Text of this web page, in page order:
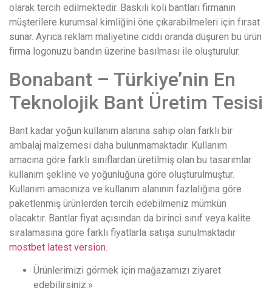
olarak tercih edilmektedir. Baskılı koli bantları firmanın
müşterilere kurumsal kimliğini öne çıkarabilmeleri için fırsat
sunar. Ayrıca reklam maliyetine ciddi oranda düşüren bu ürün
firma logonuzu bandın üzerine basılması ile oluşturulur.
Bonabant – Türkiye’nin En
Teknolojik Bant Üretim Tesisi
Bant kadar yoğun kullanım alanına sahip olan farklı bir
ambalaj malzemesi daha bulunmamaktadır. Kullanım
amacına göre farklı sınıflardan üretilmiş olan bu tasarımlar
kullanım şekline ve yoğunluğuna göre oluşturulmuştur.
Kullanım amacınıza ve kullanım alanının fazlalığına göre
paketlenmiş ürünlerden tercih edebilmeniz mümkün
olacaktır. Bantlar fiyat açısından da birinci sınıf veya kalite
sıralamasına göre farklı fiyatlarla satışa sunulmaktadır
mostbet latest version
Ürünlerimizi görmek için mağazamızı ziyaret
edebilirsiniz.»